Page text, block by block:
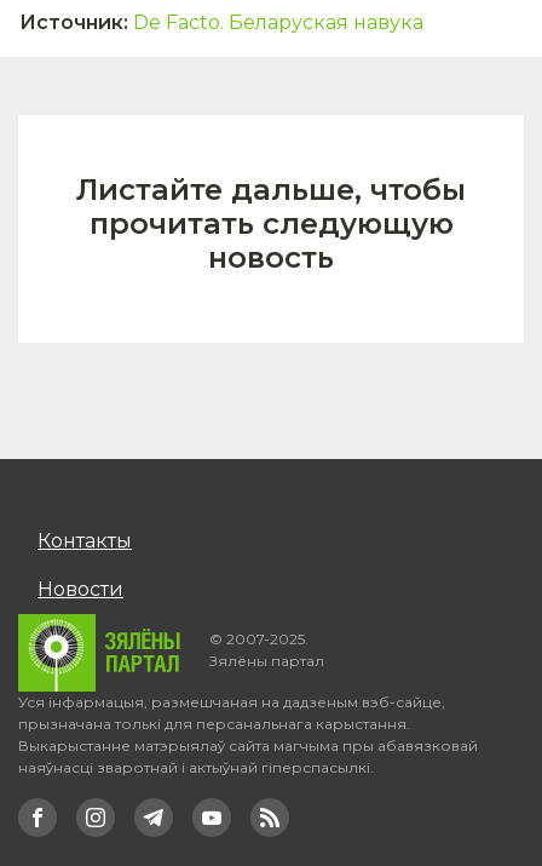
Источник: De Facto. Беларуская навука
Листайте дальше, чтобы
прочитать следующую
новость
Контакты
Новости
© 2007-2025.
Зялёны партал
Уся інфармацыя, размешчаная на дадзеным вэб-сайце,
прызначана толькі для персанальнага карыстання.
Выкарыстанне матэрыялаў сайта магчыма пры абавязковай
наяўнасці зваротнай і актыўнай гіперспасылкі.